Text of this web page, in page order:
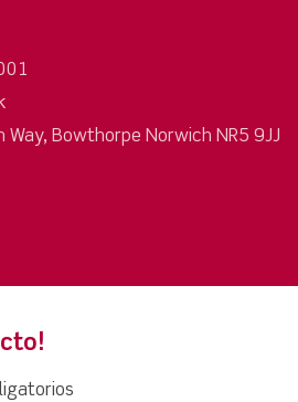
Way, Bowthorpe Norwich NR5 9JJ